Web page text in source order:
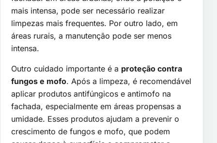
mais intensa, pode ser necessário realizar
limpezas mais frequentes. Por outro lado, em
áreas rurais, a manutenção pode ser menos
intensa.
Outro cuidado importante é a proteção contra
fungos e mofo. Após a limpeza, é recomendável
aplicar produtos antifúngicos e antimofo na
fachada, especialmente em áreas propensas a
umidade. Esses produtos ajudam a prevenir o
crescimento de fungos e mofo, que podem